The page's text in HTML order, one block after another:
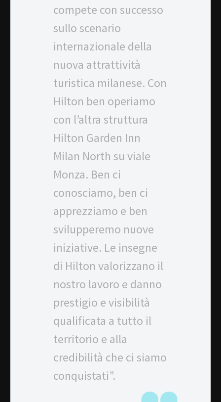
compete con successo
sullo scenario
internazionale della
nuova attrattività
turistica milanese. Con
Hilton ben operiamo
con l’altra struttura
Hilton Garden Inn
Milan North su viale
Monza. Ben ci
conosciamo, ben ci
apprezziamo e ben
svilupperemo nuove
iniziative. Le insegne
di Hilton valorizzano il
nostro lavoro e danno
prestigio e visibilità
qualificata a tutto il
territorio e alla
credibilità che ci siamo
conquistati”.